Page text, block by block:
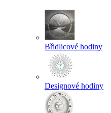
Břidlicové hodiny
Designové hodiny